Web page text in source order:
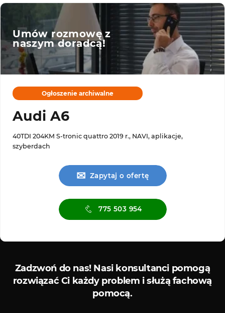
Umów rozmowę z
naszym doradcą!
Ogłoszenie archiwalne
Audi A6
40TDI 204KM S-tronic quattro 2019 r., NAVI, aplikacje,
szyberdach
✉ Zapytaj o ofertę
775 503 954
Zadzwoń do nas!Nasi konsultanci pomogą
rozwiązać Ci każdy problem i służą fachową
pomocą.